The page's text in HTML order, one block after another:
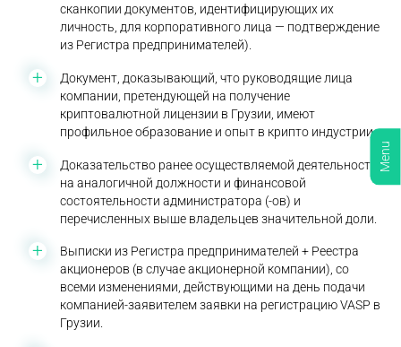
сканкопии документов, идентифицирующих их
личность, для корпоративного лица — подтверждение
из Регистра предпринимателей).
Документ, доказывающий, что руководящие лица
компании, претендующей на получение
криптовалютной лицензии в Грузии, имеют
профильное образование и опыт в крипто индустрии.
Доказательство ранее осуществляемой деятельности
на аналогичной должности и финансовой
состоятельности администратора (-ов) и
перечисленных выше владельцев значительной доли.
Выписки из Регистра предпринимателей + Реестра
акционеров (в случае акционерной компании), со
всеми изменениями, действующими на день подачи
компанией-заявителем заявки на регистрацию VASP в
Грузии.
Menu